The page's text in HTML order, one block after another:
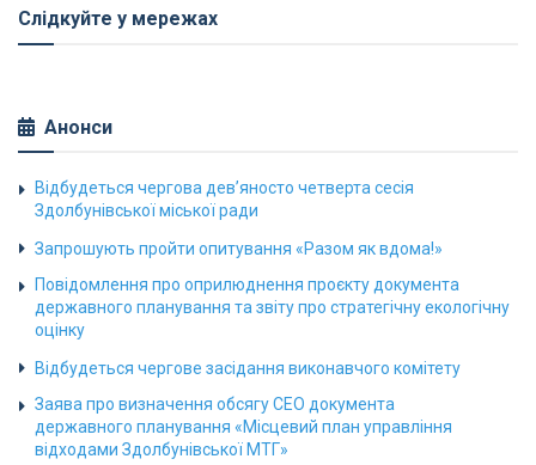
Слідкуйте у мережах
Анонси
Відбудеться чергова дев’яносто четверта сесія
Здолбунівської міської ради
Запрошують пройти опитування «Разом як вдома!»
Повідомлення про оприлюднення проєкту документа
державного планування та звіту про стратегічну екологічну
оцінку
Відбудеться чергове засідання виконавчого комітету
Заява про визначення обсягу СЕО документа
державного планування «Місцевий план управління
відходами Здолбунівської МТГ»